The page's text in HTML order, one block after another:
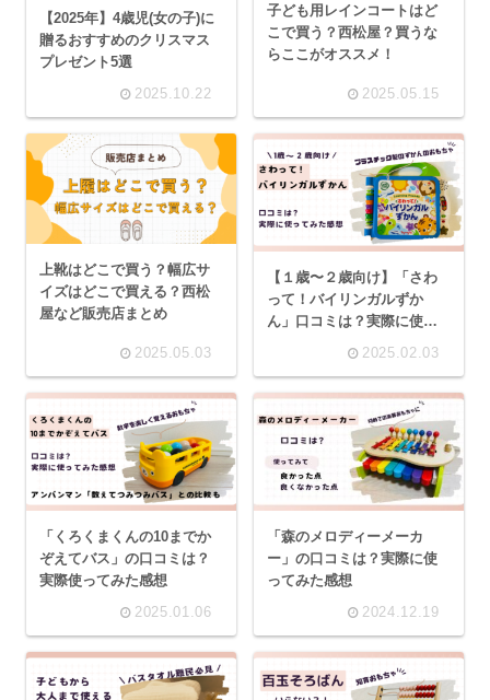
【2025年】4歳児(女の子)に
贈るおすすめのクリスマス
プレゼント5選
2025.10.22
子ども用レインコートはど
こで買う？西松屋？買うな
らここがオススメ！
2025.05.15
上靴はどこで買う？幅広サ
イズはどこで買える？西松
屋など販売店まとめ
2025.05.03
【１歳〜２歳向け】「さわ
って！バイリンガルずか
ん」口コミは？実際に使っ
2025.02.03
「くろくまくんの10までか
ぞえてバス」の口コミは？
実際使ってみた感想
2025.01.06
「森のメロディーメーカ
ー」の口コミは？実際に使
ってみた感想
2024.12.19